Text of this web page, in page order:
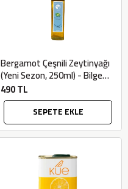
Bergamot Çeşnili Zeytinyağı
(Yeni Sezon, 250ml) - Bilgem
Zeytincilik
490 TL
SEPETE EKLE